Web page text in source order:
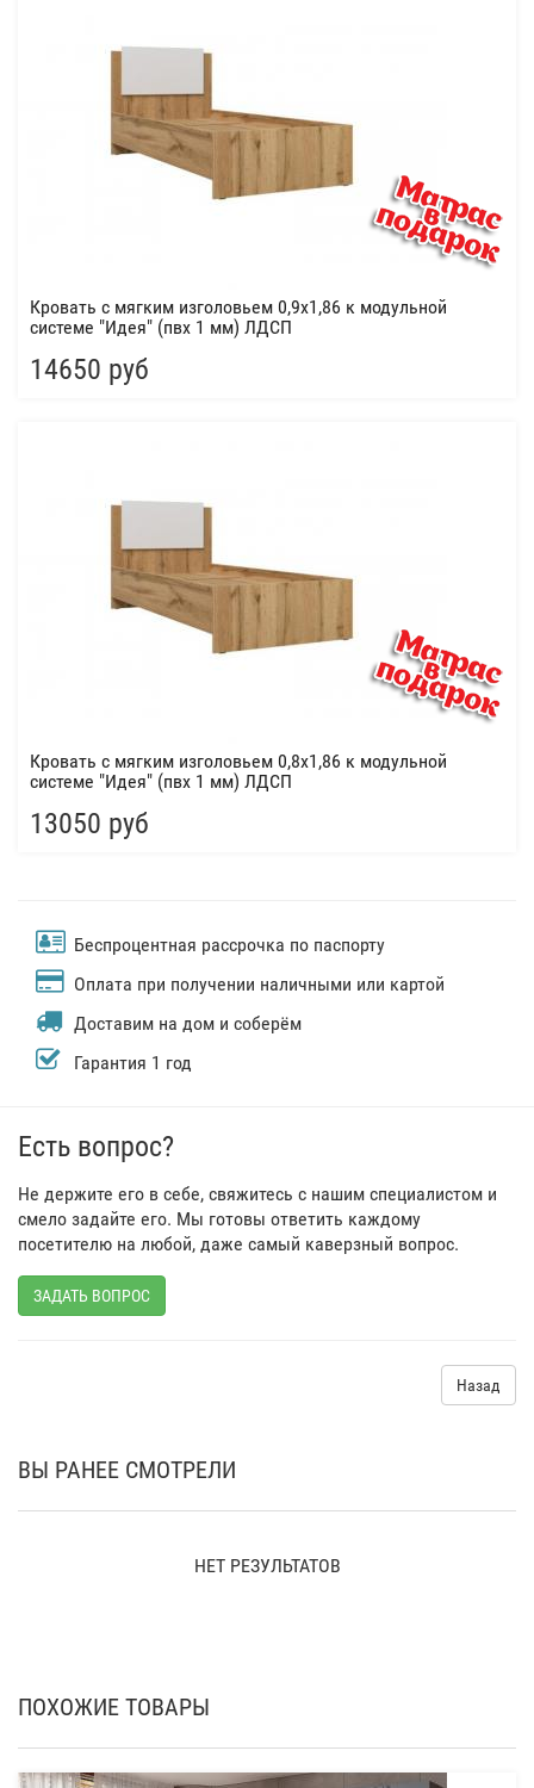
Кровать с мягким изголовьем 0,9х1,86 к модульной
системе "Идея" (пвх 1 мм) ЛДСП
14650 руб
Кровать с мягким изголовьем 0,8х1,86 к модульной
системе "Идея" (пвх 1 мм) ЛДСП
13050 руб
Беспроцентная рассрочка по паспорту
Оплата при получении наличными или картой
Доставим на дом и соберём
Гарантия 1 год
Есть вопрос?
Не держите его в себе, свяжитесь с нашим специалистом и
смело задайте его. Мы готовы ответить каждому
посетителю на любой, даже самый каверзный вопрос.
ЗАДАТЬ ВОПРОС
Назад
ВЫ РАНЕЕ СМОТРЕЛИ
НЕТ РЕЗУЛЬТАТОВ
ПОХОЖИЕ ТОВАРЫ